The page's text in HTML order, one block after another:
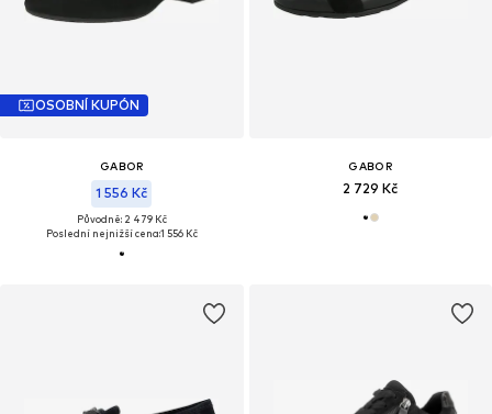
OSOBNÍ KUPÓN
GABOR
1 556 Kč
Původně: 2 479 Kč
Poslední nejnižší cena:1 556 Kč
GABOR
2 729 Kč